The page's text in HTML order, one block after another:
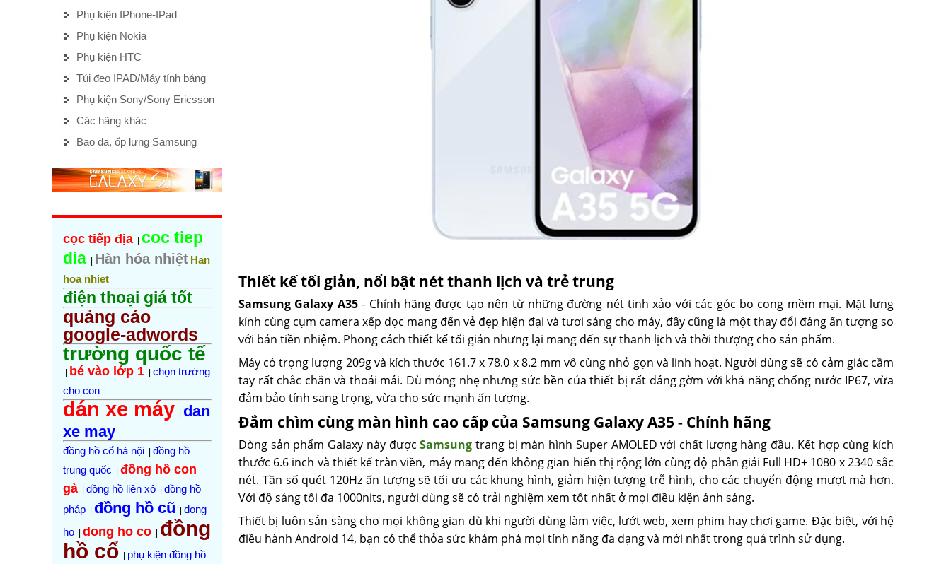
Phụ kiện IPhone-IPad
Phụ kiện Nokia
Phụ kiện HTC
Túi đeo IPAD/Máy tính bảng
Phụ kiện Sony/Sony Ericsson
Các hãng khác
Bao da, ốp lưng Samsung
cọc tiếp địa
coc tiep
dia Hàn hóa nhiệt Han
hoa nhiet
điện thoại giá tốt
quảng cáo
google-adwords
trường quốc tế
bé vào lớp 1
chọn trường
cho con
dán xe máy dan
xe may
đồng hồ cổ hà nội
đồng hồ
trung quốc
đồng hồ con
gà
đồng hồ liên xô
đồng hồ
pháp
đồng hồ cũ
dong
ho
dong ho co
đồng
hồ cổ
phụ kiện đồng hồ
Thiết kế tối giản, nổi bật nét thanh lịch và trẻ trung
Samsung Galaxy A35- Chính hãng được tạo nên từ những đường nét tinh xảo với các góc bo cong mềm mại. Mặt lưng
kính cùng cụm camera xếp dọc mang đến vẻ đẹp hiện đại và tươi sáng cho máy, đây cũng là một thay đổi đáng ấn tượng so
với bản tiền nhiệm. Phong cách thiết kế tối giản nhưng lại mang đến sự thanh lịch và thời thượng cho sản phẩm.
Máy có trọng lượng 209g và kích thước 161.7 x 78.0 x 8.2 mm vô cùng nhỏ gọn và linh hoạt. Người dùng sẽ có cảm giác cầm
tay rất chắc chắn và thoải mái. Dù mỏng nhẹ nhưng sức bền của thiết bị rất đáng gờm với khả năng chống nước IP67, vừa
đảm bảo tính sang trọng, vừa cho sức mạnh ấn tượng.
Đắm chìm cùng màn hình cao cấp của Samsung Galaxy A35 - Chính hãng
Dòng sản phẩm Galaxy này đượcSamsung trang bị màn hình Super AMOLED với chất lượng hàng đầu. Kết hợp cùng kích
thước 6.6 inch và thiết kế tràn viền, máy mang đến không gian hiển thị rộng lớn cùng độ phân giải Full HD+ 1080 x 2340 sắc
nét. Tần số quét 120Hz ấn tượng sẽ tối ưu các khung hình, giảm hiện tượng trễ hình, cho các chuyển động mượt mà hơn.
Với độ sáng tối đa 1000nits, người dùng sẽ có trải nghiệm xem tốt nhất ở mọi điều kiện ánh sáng.
Thiết bị luôn sẵn sàng cho mọi không gian dù khi người dùng làm việc, lướt web, xem phim hay chơi game. Đặc biệt, với hệ
điều hành Android 14, bạn có thể thỏa sức khám phá mọi tính năng đa dạng và mới nhất trong quá trình sử dụng.